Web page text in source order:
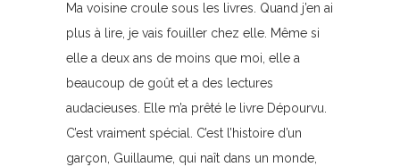
Ma voisine croule sous les livres. Quand j’en ai
plus à lire, je vais fouiller chez elle. Même si
elle a deux ans de moins que moi, elle a
beaucoup de goût et a des lectures
audacieuses. Elle m’a prêté le livre Dépourvu.
C’est vraiment spécial. C’est l’histoire d’un
garçon, Guillaume, qui naît dans un monde,